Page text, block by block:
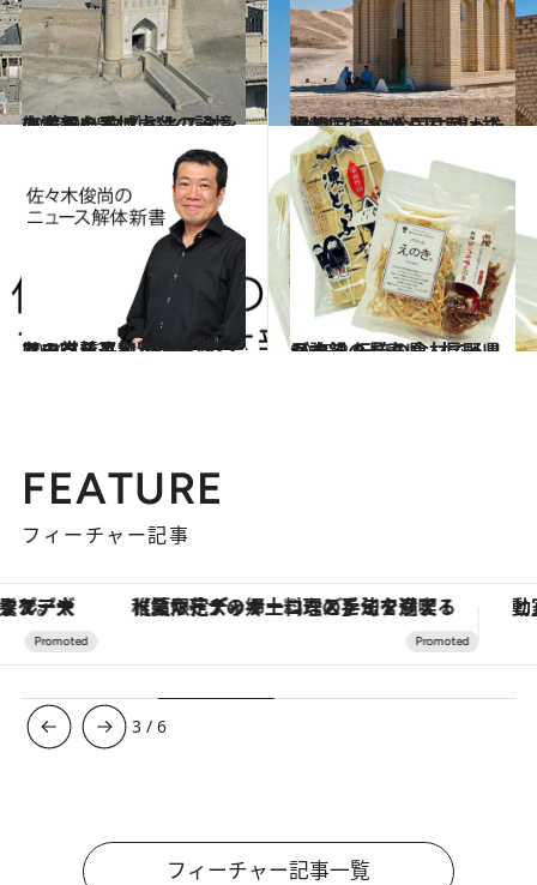
2015.9.25
血なまぐさい虐殺の記憶に満ちた ウズベキスタンの古都の王城
旅＆お出かけ 2014.10.7
独裁国家ながら国民は裕福 ユニークな国に残った古都
旅＆お出かけ
2014.10.31
ノーベル平和賞を受賞したマララさん パキスタンでの賞賛と批判の背景とは
ライフスタイル 2015.2.4
日本一の長寿県、長野県が誇る 伝統の食材でヘルシー鍋！
グルメ
FEATURE
フィーチャー記事
【夏限定ディナーコース】旬を迎える稚鮎や花ズッキーニなどをイタリア・トスカーナの郷土料理の手法で満喫！
3 /6
フィーチャー記事一覧